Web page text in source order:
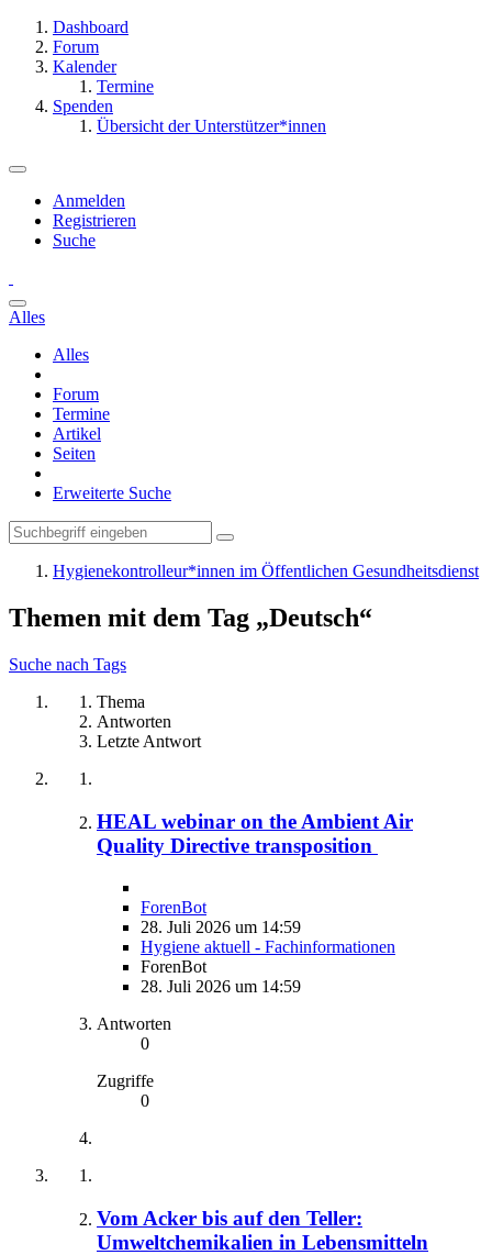
Dashboard
Forum
Kalender
Termine
Spenden
Übersicht der Unterstützer*innen
Anmelden
Registrieren
Suche
Alles
Alles
Forum
Termine
Artikel
Seiten
Erweiterte Suche
Hygienekontrolleur*innen im Öffentlichen Gesundheitsdienst
Themen mit dem Tag „Deutsch“
Suche nach Tags
Thema
Antworten
Letzte Antwort
HEAL webinar on the Ambient Air
Quality Directive transposition
ForenBot
28. Juli 2026 um 14:59
Hygiene aktuell - Fachinformationen
ForenBot
28. Juli 2026 um 14:59
Antworten
0
Zugriffe
0
Vom Acker bis auf den Teller:
Umweltchemikalien in Lebensmitteln